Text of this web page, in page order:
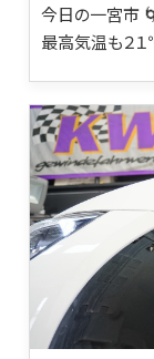
今日の一宮市 🌀
最高気温も２